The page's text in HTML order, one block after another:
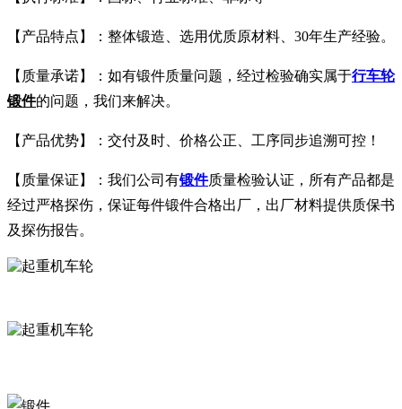
【产品特点】：整体锻造、选用优质原材料、30年生产经验。
【质量承诺】：如有锻件质量问题，经过检验确实属于行车轮
锻件的问题，我们来解决。
【产品优势】：交付及时、价格公正、工序同步追溯可控！
【质量保证】：我们公司有锻件质量检验认证，所有产品都是
经过严格探伤，保证每件锻件合格出厂，出厂材料提供质保书
及探伤报告。